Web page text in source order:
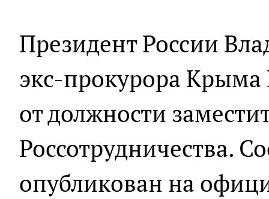
Президент России
экс-прокурора
от должности
Россотрудничества.
опубликован на